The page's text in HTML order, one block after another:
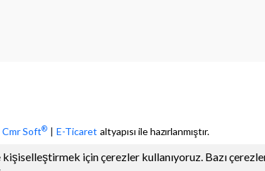
Cmr Soft® | E-Ticaret altyapısı ile hazırlanmıştır.
için çerezler kullanıyoruz. Bazı